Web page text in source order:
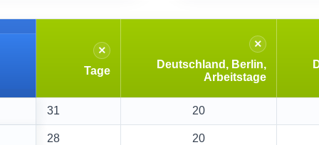
×
Tage
×
Deutschland, Berlin,
Arbeitstage
31 20
28 20